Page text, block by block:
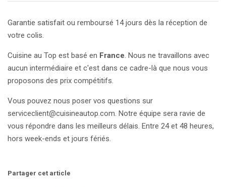
Garantie satisfait ou remboursé 14 jours dès la réception de
votre colis.
Cuisine au Top est basé en France. Nous ne travaillons avec
aucun intermédiaire et c'est dans ce cadre-là que nous vous
proposons des prix compétitifs.
Vous pouvez nous poser vos questions sur
serviceclient@cuisineautop.com. Notre équipe sera ravie de
vous répondre dans les meilleurs délais. Entre 24 et 48 heures,
hors week-ends et jours fériés.
Partager cet article